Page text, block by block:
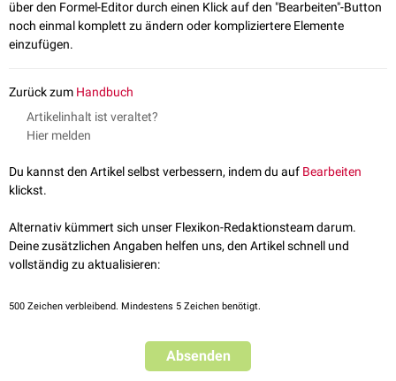
über den Formel-Editor durch einen Klick auf den "Bearbeiten"-Button
noch einmal komplett zu ändern oder kompliziertere Elemente
einzufügen.
Zurück zum Handbuch
Artikelinhalt ist veraltet?
Hier melden
Du kannst den Artikel selbst verbessern, indem du auf Bearbeiten
klickst.
Alternativ kümmert sich unser Flexikon-Redaktionsteam darum.
Deine zusätzlichen Angaben helfen uns, den Artikel schnell und
vollständig zu aktualisieren:
500 Zeichen verbleibend. Mindestens 5 Zeichen benötigt.
Absenden